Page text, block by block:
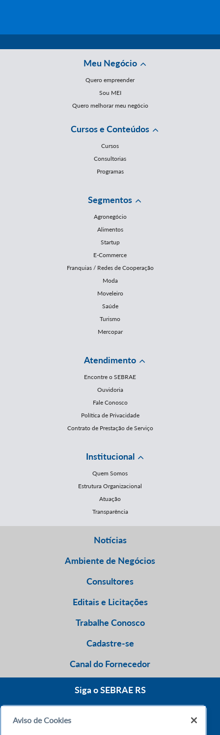
Meu Negócio
Quero empreender
Sou MEI
Quero melhorar meu negócio
Cursos e Conteúdos
Cursos
Consultorias
Programas
Segmentos
Agronegócio
Alimentos
Startup
E-Commerce
Franquias / Redes de Cooperação
Moda
Moveleiro
Saúde
Turismo
Mercopar
Atendimento
Encontre o SEBRAE
Ouvidoria
Fale Conosco
Política de Privacidade
Contrato de Prestação de Serviço
Institucional
Quem Somos
Estrutura Organizacional
Atuação
Transparência
Notícias
Ambiente de Negócios
Consultores
Editais e Licitações
Trabalhe Conosco
Cadastre-se
Canal do Fornecedor
Siga o SEBRAE RS
Aviso de Cookies